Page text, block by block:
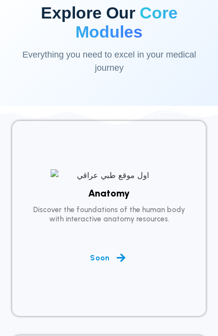
Explore Our Core
Modules
Everything you need to excel in your medical
journey
Anatomy
Discover the foundations of the human body
with interactive anatomy resources.
Soon